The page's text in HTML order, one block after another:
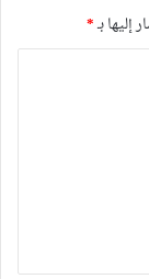
إليها بـ*